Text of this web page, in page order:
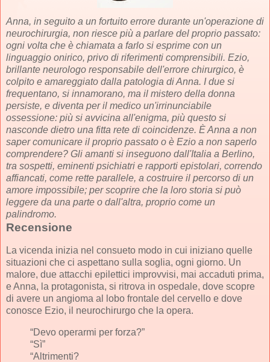
Anna, in seguito a un fortuito errore durante un'operazione di
neurochirurgia, non riesce più a parlare del proprio passato:
ogni volta che è chiamata a farlo si esprime con un
linguaggio onirico, privo di riferimenti comprensibili. Ezio,
brillante neurologo responsabile dell'errore chirurgico, è
colpito e amareggiato dalla patologia di Anna. I due si
frequentano, si innamorano, ma il mistero della donna
persiste, e diventa per il medico un'irrinunciabile
ossessione: più si avvicina all'enigma, più questo si
nasconde dietro una fitta rete di coincidenze. È Anna a non
saper comunicare il proprio passato o è Ezio a non saperlo
comprendere? Gli amanti si inseguono dall'Italia a Berlino,
tra sospetti, eminenti psichiatri e rapporti epistolari, correndo
affiancati, come rette parallele, a costruire il percorso di un
amore impossibile; per scoprire che la loro storia si può
leggere da una parte o dall'altra, proprio come un
palindromo.
Recensione
La vicenda inizia nel consueto modo in cui iniziano quelle
situazioni che ci aspettano sulla soglia, ogni giorno. Un
malore, due attacchi epilettici improvvisi, mai accaduti prima,
e Anna, la protagonista, si ritrova in ospedale, dove scopre
di avere un angioma al lobo frontale del cervello e dove
conosce Ezio, il neurochirurgo che la opera.
“Devo operarmi per forza?”
“Sì”
“Altrimenti?